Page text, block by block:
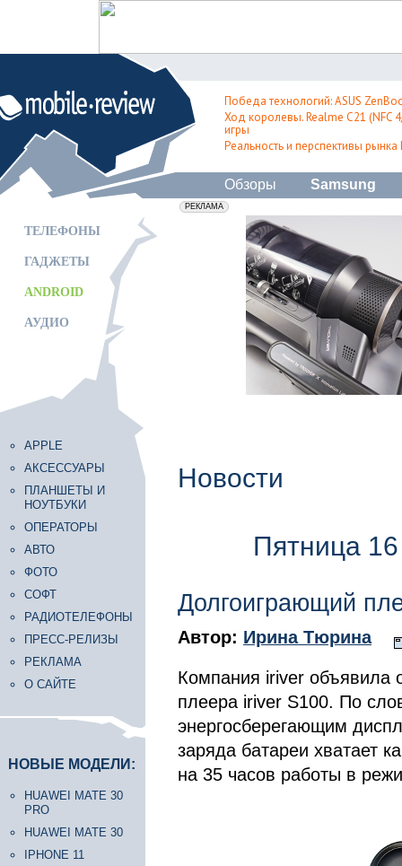
Победа технологий: ASUS
Ход королевы. Realme C21 (NFC
игры
Реальность и перспективы
Обзоры Samsung
ТЕЛЕФОНЫ
ГАДЖЕТЫ
ANDROID
АУДИО
APPLE
АКСЕССУАРЫ
ПЛАНШЕТЫ И
НОУТБУКИ
ОПЕРАТОРЫ
АВТО
ФОТО
СОФТ
РАДИОТЕЛЕФОНЫ
ПРЕСС-РЕЛИЗЫ
РЕКЛАМА
О САЙТЕ
НОВЫЕ МОДЕЛИ:
HUAWEI MATE 30
PRO
HUAWEI MATE 30
IPHONE 11
erid: 2VfnxxmNzs5
РЕКЛАМА
Новости
Пятница
Долгоиграющий
Автор: Ирина Тюрина
Компания iriver объявила
плеера iriver S100. По
энергосберегающим
заряда батареи хватает
на 35 часов работы в